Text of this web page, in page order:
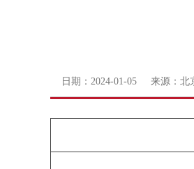
日期：2024-01-05 来源：北